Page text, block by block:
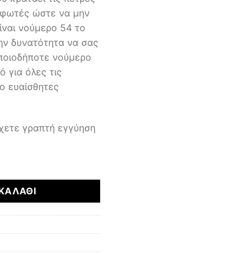
ώστε να μην
νούμερο 54 το
δυνατότητα να σας
νούμερο
για όλες τις
ευαίσθητες
γραπτή εγγύηση